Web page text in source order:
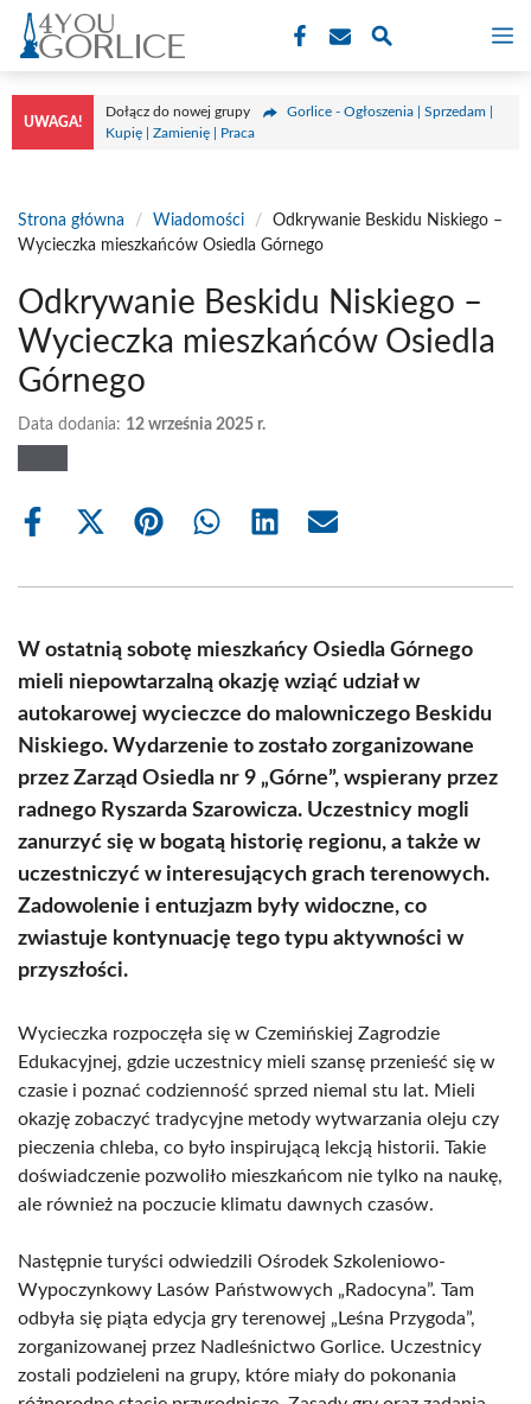
Przejdź
treści
UWAGA!
Dołącz do nowej grupy
Gorlice - Ogłoszenia | Sprzedam |
Kupię | Zamienię | Praca
Strona główna / Wiadomości /
Odkrywanie Beskidu Niskiego –
Wycieczka mieszkańców Osiedla Górnego
Odkrywanie Beskidu Niskiego –
Wycieczka mieszkańców Osiedla
Górnego
Data dodania: 12 września 2025 r.
Share
Share
(Twitter)
Share Share Share Share
W ostatnią sobotę mieszkańcy Osiedla Górnego
mieli niepowtarzalną okazję wziąć udział w
autokarowej wycieczce do malowniczego Beskidu
Niskiego. Wydarzenie to zostało zorganizowane
przez Zarząd Osiedla nr 9 „Górne”, wspierany przez
radnego Ryszarda Szarowicza. Uczestnicy mogli
zanurzyć się w bogatą historię regionu, a także w
uczestniczyć w interesujących grach terenowych.
Zadowolenie i entuzjazm były widoczne, co
zwiastuje kontynuację tego typu aktywności w
przyszłości.
Wycieczka rozpoczęła się w Czemińskiej Zagrodzie
Edukacyjnej, gdzie uczestnicy mieli szansę przenieść się w
czasie i poznać codzienność sprzed niemal stu lat. Mieli
okazję zobaczyć tradycyjne metody wytwarzania oleju czy
pieczenia chleba, co było inspirującą lekcją historii. Takie
doświadczenie pozwoliło mieszkańcom nie tylko na naukę,
ale również na poczucie klimatu dawnych czasów.
Następnie turyści odwiedzili Ośrodek Szkoleniowo-
Wypoczynkowy Lasów Państwowych „Radocyna”. Tam
odbyła się piąta edycja gry terenowej „Leśna Przygoda”,
zorganizowanej przez Nadleśnictwo Gorlice. Uczestnicy
zostali podzieleni na grupy, które miały do pokonania